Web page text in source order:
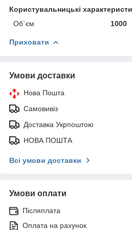
Користувальницькі
Об`єм
1000
Приховати
Умови доставки
Нова Пошта
Самовивіз
Доставка Укрпоштою
НОВА ПОШТА
Всі умови доставки
Умови оплати
Післяплата
Оплата на рахунок